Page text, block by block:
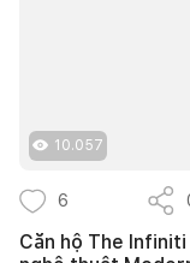
10.057
6
Căn hộ The